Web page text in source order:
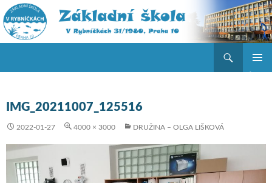
IMG_20211007_125516
2022-01-27 4000 × 3000 DRUŽINA – OLGA LIŠKOVÁ